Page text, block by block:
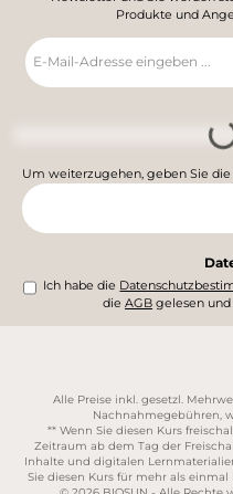
Produkte und
E-
Mail-
Adresse
Um weiterzugehen, geben Sie
Ich habe die
dieAGB gelesen
Alle Preise inkl. gesetzl.
Nachnahmegebühren,
** Wenn Sie diesen Kurs
Zeitraum ab dem Tag der
Inhalte und digitalen
Sie diesen Kurs für mehr als